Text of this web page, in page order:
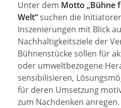
Unter dem Motto „Bühne
Welt“ suchen die
Inszenierungen mit Blick
Nachhaltigkeitsziele der
Bühnenstücke sollen für
oder umweltbezogene
sensibilisieren,
für deren Umsetzung
zum Nachdenken